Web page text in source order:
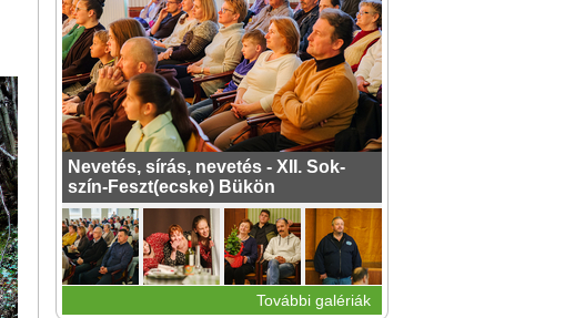
Nevetés, sírás, nevetés - XII. Sok-
szín-Feszt(ecske) Bükön
További galériák